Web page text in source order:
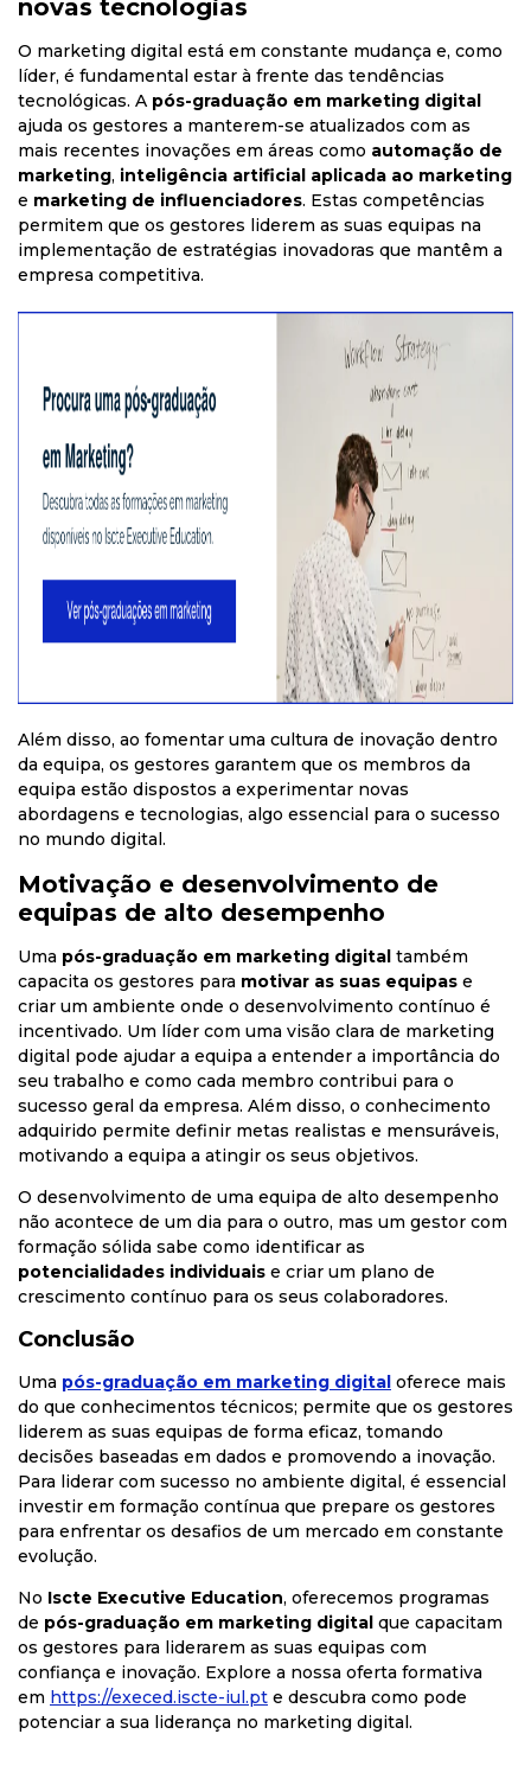
novas tecnologias
O marketing digital está em constante mudança e, como
líder, é fundamental estar à frente das tendências
tecnológicas. A pós-graduação em marketing digital
ajuda os gestores a manterem-se atualizados com as
mais recentes inovações em áreas como automação de
marketing, inteligência artificial aplicada ao marketing
e marketing de influenciadores. Estas competências
permitem que os gestores liderem as suas equipas na
implementação de estratégias inovadoras que mantêm a
empresa competitiva.
Além disso, ao fomentar uma cultura de inovação dentro
da equipa, os gestores garantem que os membros da
equipa estão dispostos a experimentar novas
abordagens e tecnologias, algo essencial para o sucesso
no mundo digital.
Motivação e desenvolvimento de
equipas de alto desempenho
Uma pós-graduação em marketing digital também
capacita os gestores para motivar as suas equipas e
criar um ambiente onde o desenvolvimento contínuo é
incentivado. Um líder com uma visão clara de marketing
digital pode ajudar a equipa a entender a importância do
seu trabalho e como cada membro contribui para o
sucesso geral da empresa. Além disso, o conhecimento
adquirido permite definir metas realistas e mensuráveis,
motivando a equipa a atingir os seus objetivos.
O desenvolvimento de uma equipa de alto desempenho
não acontece de um dia para o outro, mas um gestor com
formação sólida sabe como identificar as
potencialidades individuais e criar um plano de
crescimento contínuo para os seus colaboradores.
Conclusão
Uma pós-graduação em marketing digital oferece mais
do que conhecimentos técnicos; permite que os gestores
liderem as suas equipas de forma eficaz, tomando
decisões baseadas em dados e promovendo a inovação.
Para liderar com sucesso no ambiente digital, é essencial
investir em formação contínua que prepare os gestores
para enfrentar os desafios de um mercado em constante
evolução.
No Iscte Executive Education, oferecemos programas
de pós-graduação em marketing digital que capacitam
os gestores para liderarem as suas equipas com
confiança e inovação. Explore a nossa oferta formativa
em https://execed.iscte-iul .pt e descubra como pode
potenciar a sua liderança no marketing digital.